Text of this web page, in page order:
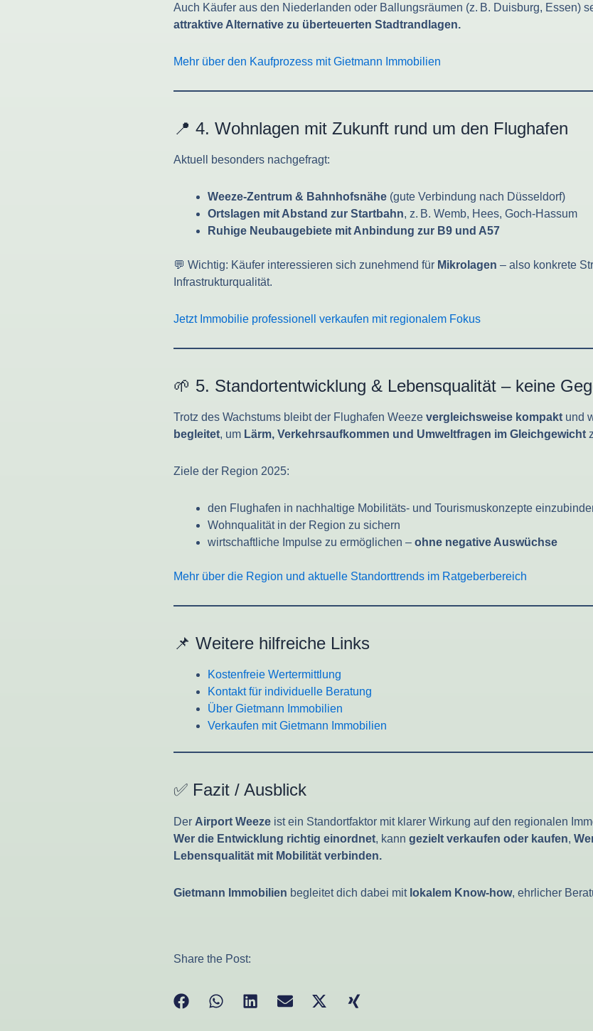
Auch Käufer aus den Niederlanden oder Ballungsräumen (z. B. Duisburg, Essen)
attraktive Alternative zu überteuerten Stadtrandlagen.
Mehr über den Kaufprozess mit Gietmann Immobilien
📍 4. Wohnlagen mit Zukunft rund um den Flughafen
Aktuell besonders nachgefragt:
Weeze-Zentrum & Bahnhofsnähe (gute Verbindung nach Düsseldorf)
Ortslagen mit Abstand zur Startbahn, z. B. Wemb, Hees, Goch-Hassum
Ruhige Neubaugebiete mit Anbindung zur B9 und A57
💬 Wichtig: Käufer interessieren sich zunehmend für Mikrolagen – also konkrete
Infrastrukturqualität.
Jetzt Immobilie professionell verkaufen mit regionalem Fokus
🌱 5. Standortentwicklung & Lebensqualität – keine
Trotz des Wachstums bleibt der Flughafen Weeze vergleichsweise kompakt und
begleitet, um Lärm, Verkehrsaufkommen und Umweltfragen im Gleichgewicht
Ziele der Region 2025:
den Flughafen in nachhaltige Mobilitäts- und Tourismuskonzepte
Wohnqualität in der Region zu sichern
wirtschaftliche Impulse zu ermöglichen – ohne negative Auswüchse
Mehr über die Region und aktuelle Standorttrends im Ratgeberbereich
📌 Weitere hilfreiche Links
Kostenfreie Wertermittlung
Kontakt für individuelle Beratung
Über Gietmann Immobilien
Verkaufen mit Gietmann Immobilien
✅ Fazit / Ausblick
Der Airport Weeze ist ein Standortfaktor mit klarer Wirkung auf den regionalen
Wer die Entwicklung richtig einordnet, kann gezielt verkaufen oder kaufen,
Lebensqualität mit Mobilität verbinden.
Gietmann Immobilien begleitet dich dabei mit lokalem Know-how, ehrlicher
Share the Post: